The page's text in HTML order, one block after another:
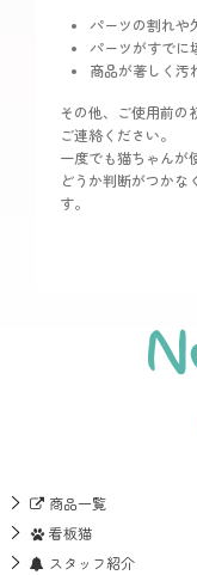
パーツの割れや
パーツがすでに
商品が著しく汚
その他、ご使用前の
ご連絡ください。
一度でも猫ちゃんが
どうか判断がつかな
す。
商品一覧
看板猫
スタッフ紹介